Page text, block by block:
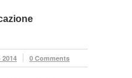
2014 0 Comments